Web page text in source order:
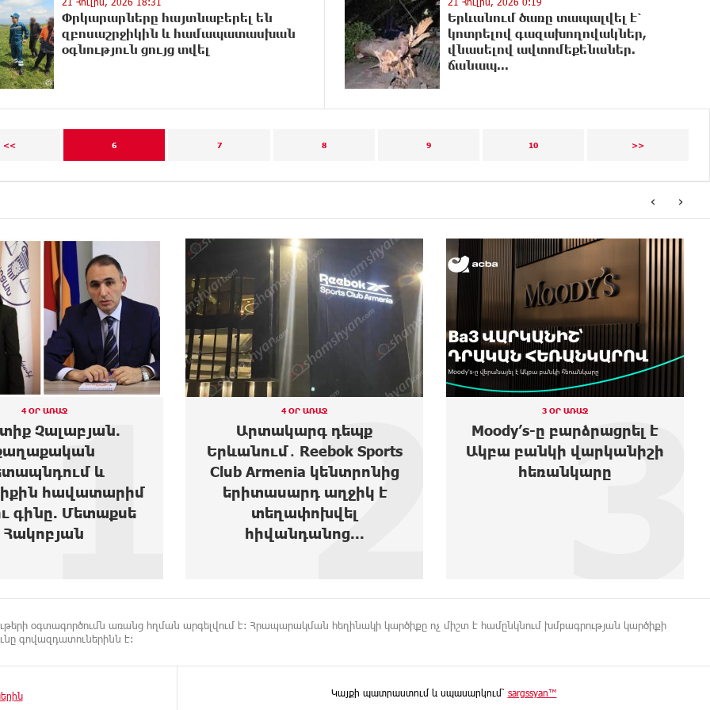
Փրկարարները հայտնաբերել են
զբոսաշրջիկին և համապատասխան
օգնություն ցույց տվել
Երևանում ծառը տապալվել է՝
կոտրելով գազախողովակներ,
վնասելով ավտոմեքենաներ.
ճանապ...
<< 6 7 8 9 10 >>
4 ՕՐ ԱՌԱՋ
Չալաբյան.
և
հավատարիմ
գինը. Մետաքսե
Հակոբյան1 4 ՕՐ ԱՌԱՋ
Արտակարգ դեպք
Երևանում․ Reebok Sports
Club Armenia կենտրոնից
երիտասարդ աղջիկ է
տեղափոխվել
հիվանդանոց...
2 3 ՕՐ ԱՌԱՋ
Moody’s-ը բարձրացրել է
Ակբա բանկի վարկանիշի
հեռանկարը
3
‹ ›
օգտագործումն առանց հղման արգելվում է: Հրապարակման հեղինակի կարծիքը ոչ միշտ է համընկնում խմբագրության կարծիքի
գովազդատուներինն է:
Կայքի պատրաստում և սպասարկում՝ sargssyan™